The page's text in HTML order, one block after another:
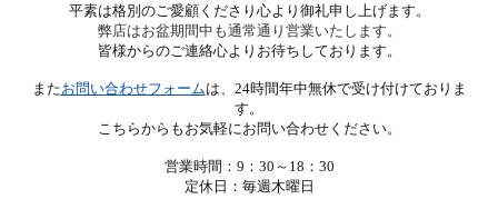
平素は格別のご愛顧くださり心より御礼申し上げます。
弊店はお盆期間中も通常通り営業いたします。
皆様からのご連絡心よりお待ちしております。
またお問い合わせフォームは、24時間年中無休で受け付けておりま
す。
こちらからもお気軽にお問い合わせください。
営業時間：9：30～18：30
定休日：毎週木曜日